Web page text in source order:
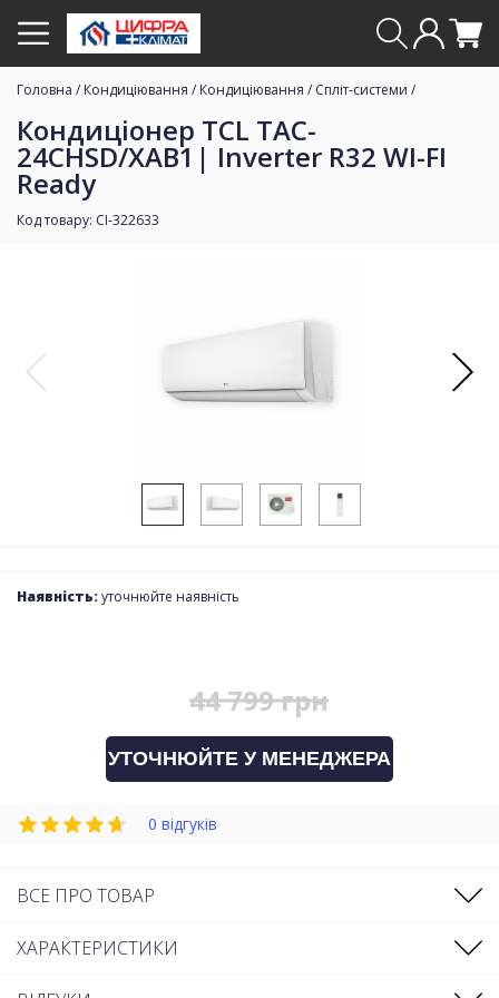
Головна / Кондиціювання / Кондиціювання / Спліт-системи /
Кондиціонер TCL TAC-
24CHSD/XAB1| Inverter R32 WI-FI
Ready
Код товару: CI-322633
Наявність:уточнюйте наявність
44 799 грн
УТОЧНЮЙТЕ У МЕНЕДЖЕРА
0 відгуків
ВСЕ ПРО ТОВАР
ХАРАКТЕРИСТИКИ